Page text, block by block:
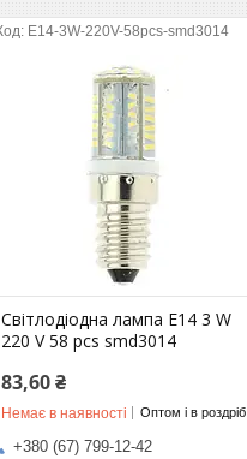
E14-3W-220V-58pcs-smd3014
Світлодіодна лампа E14 3 W
220 V 58 pcs smd3014
83,60 ₴
Немає в наявності Оптом і в роздріб
+380 (67) 799-12-42